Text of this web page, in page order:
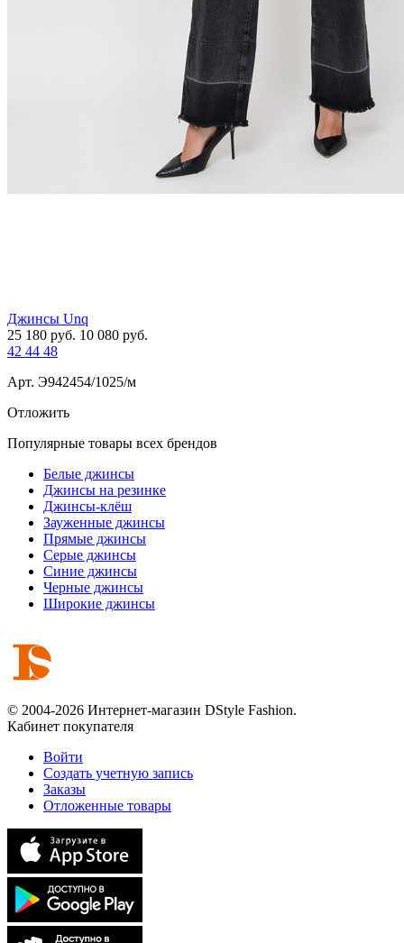
Джинсы Unq
25 180 руб. 10 080 руб.
42 44 48
Арт. Э942454/1025/м
Отложить
Популярные товары всех брендов
Белые джинсы
Джинсы на резинке
Джинсы-клёш
Зауженные джинсы
Прямые джинсы
Серые джинсы
Синие джинсы
Черные джинсы
Широкие джинсы
© 2004-2026 Интернет-магазин DStyle Fashion.
Кабинет покупателя
Войти
Создать учетную запись
Заказы
Отложенные товары